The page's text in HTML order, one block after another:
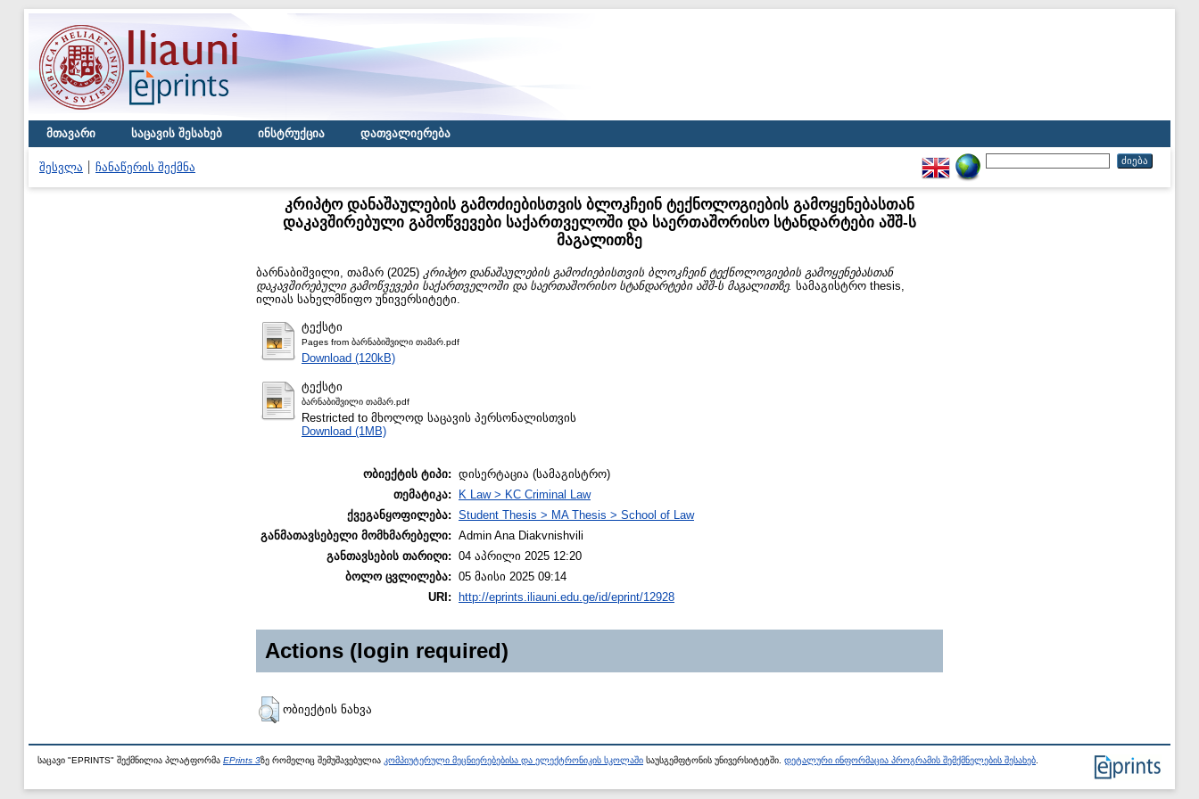
მთავარი საცავის შესახებ ინსტრუქცია დათვალიერება
შესვლა ჩანაწერის შექმნა
კრიპტო დანაშაულების გამოძიებისთვის ბლოკჩეინ ტექნოლოგიების გამოყენებასთან
დაკავშირებული გამოწვევები საქართველოში და საერთაშორისო სტანდარტები აშშ-ს
მაგალითზე
ბარნაბიშვილი, თამარ (2025) კრიპტო დანაშაულების გამოძიებისთვის ბლოკჩეინ ტექნოლოგიების გამოყენებასთან
დაკავშირებული გამოწვევები საქართველოში და საერთაშორისო სტანდარტები აშშ-ს მაგალითზე. სამაგისტრო thesis,
ილიას სახელმწიფო უნივერსიტეტი.
ტექსტი
Pages from ბარნაბიშვილი თამარ.pdf
Download (120kB)
ტექსტი
ბარნაბიშვილი თამარ.pdf
Restricted to მხოლოდ საცავის პერსონალისთვის
Download (1MB)
ობიექტის ტიპი: დისერტაცია (სამაგისტრო)
თემატიკა:
K Law > KC Criminal Law
ქვეგანყოფილება: Student Thesis > MA Thesis > School of Law
განმათავსებელი მომხმარებელი: Admin Ana Diakvnishvili
განთავსების თარიღი: 04 აპრილი 2025 12:20
ბოლო ცვლილება: 05 მაისი 2025 09:14
URI:
http://eprints.iliauni.edu.ge/id/eprint/12928
Actions (login required)
ობიექტის ნახვა
საცავი "EPRINTS" შექმნილია პლატფორმა EPrints 3ზე რომელიც შემუშავებულია კომპიუტერული მეცნიერებებისა და ელექტრონიკის სკოლაში საუსგემფტონის უნივერსიტეტში. დეტალური ინფორმაცია პროგრამის შემქმნელების შესახებ.